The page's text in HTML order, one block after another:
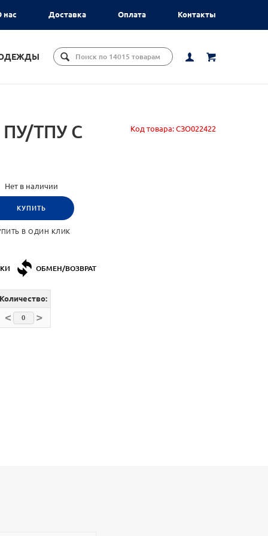
нас Доставка Оплата Контакты
Код товара: СЗО022422
ТПУ С
Нет в наличии
КУПИТЬ
В ОДИН КЛИК
ОБМЕН/ВОЗВРАТ
Количество:
< >